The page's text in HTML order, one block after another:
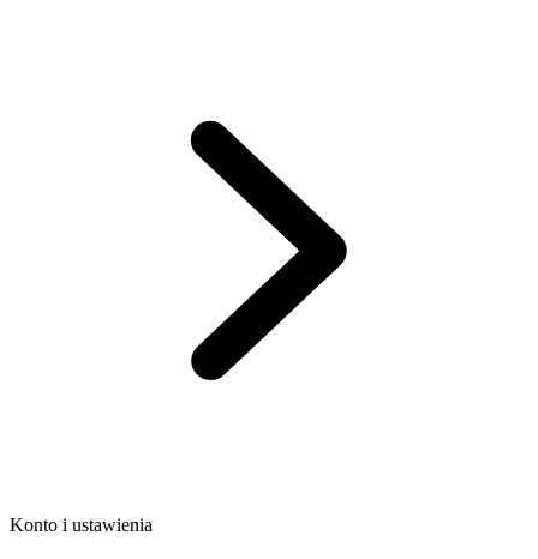
Konto i ustawienia